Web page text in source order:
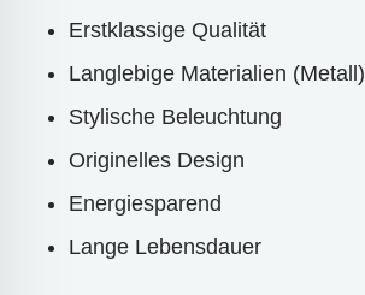
Erstklassige Qualität
Langlebige Materialien (Metall)
Stylische Beleuchtung
Originelles Design
Energiesparend
Lange Lebensdauer